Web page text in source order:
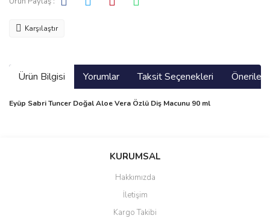
Karşılaştır
Ürün Bilgisi Yorumlar Taksit Seçenekleri
Eyüp Sabri Tuncer Doğal Aloe Vera Özlü Diş Macunu 90 ml
Bu ürüne ilk yorumu siz yapın!
Yorum Yaz
Ürün resmi kalitesiz, bozuk veya görüntülenemiyor.
Ürün açıklamasında eksik bilgiler bulunuyor.
KURUMSAL
Hakkımızda
İletişim
Kargo Takibi